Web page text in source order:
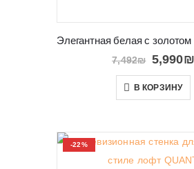
7,492₪ 5,990₪
В КОРЗИНУ
-22%